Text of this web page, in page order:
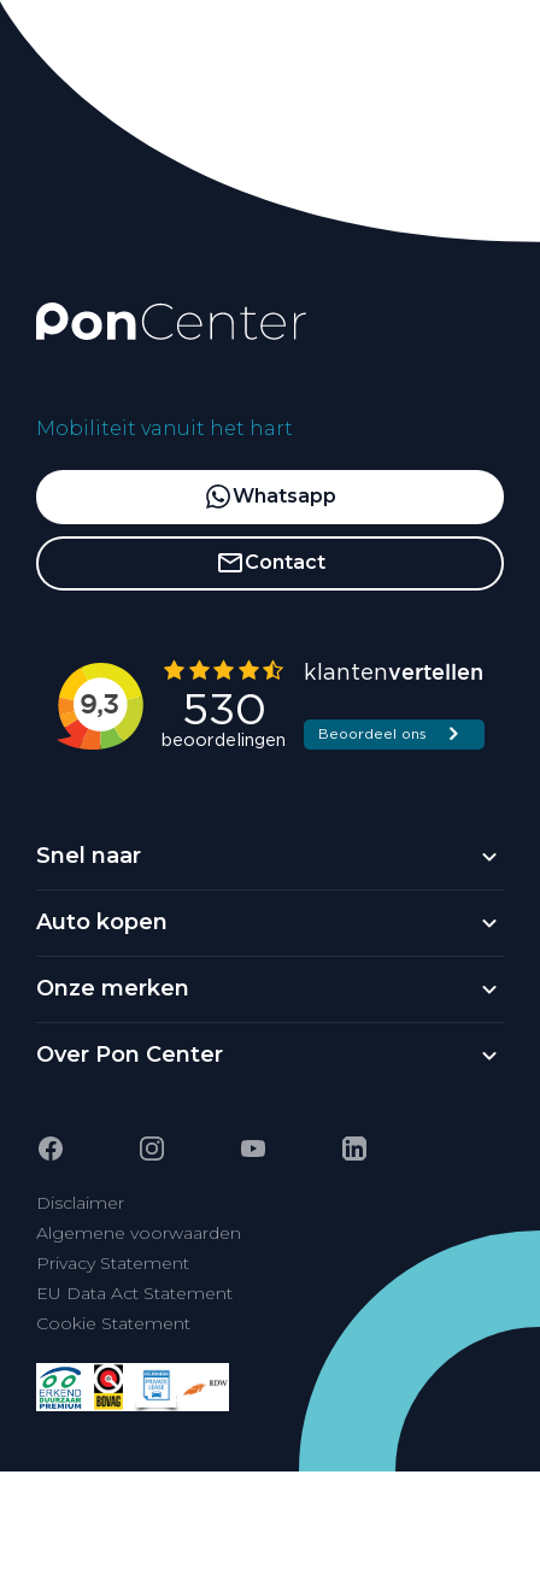
Mobiliteit vanuit het hart
Whatsapp
Contact
Snel naar
Auto kopen
Onze merken
Over Pon Center
Disclaimer
Algemene voorwaarden
Privacy Statement
EU Data Act Statement
Cookie Statement